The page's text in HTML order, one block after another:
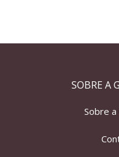
SOBRE A
Sobre